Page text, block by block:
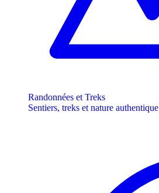
Randonnées et Treks
Sentiers, treks et nature authentique